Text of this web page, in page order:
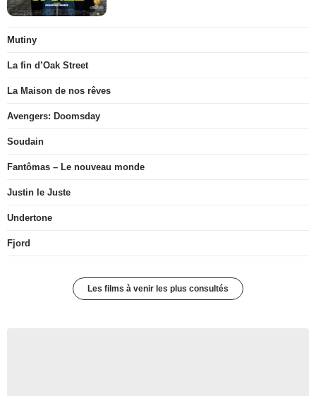
Mutiny
La fin d’Oak Street
La Maison de nos rêves
Avengers: Doomsday
Soudain
Fantômas – Le nouveau monde
Justin le Juste
Undertone
Fjord
Les films à venir les plus consultés